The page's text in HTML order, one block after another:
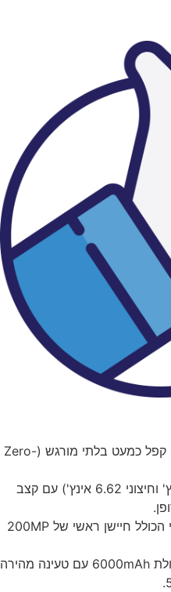
- עיצוב מתקפל דק וקל במיוחד עם קפל כמעט בלתי מורגש (Zero-
- מסכים מרהיבים (פנימי 8.12 אינץ' וחיצוני 6.62 אינץ') עם קצב
- מערך צילום Hasselblad עוצמתי הכולל חיישן ראשי של 200MP
- סוללת סיליקון-פחמן ענקית בקיבולת 6000mAh עם טעינה מהירה